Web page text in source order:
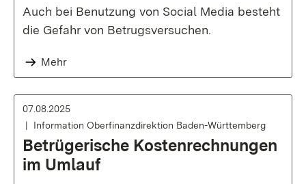
Auch bei Benutzung von Social Media besteht
die Gefahr von Betrugsversuchen.
Mehr
07.08.2025
Information Oberfinanzdirektion Baden-Württemberg
Betrügerische Kostenrechnungen
im Umlauf